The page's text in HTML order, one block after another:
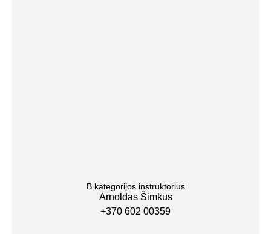
B kategorijos instruktorius
Arnoldas Šimkus
+370 602 00359